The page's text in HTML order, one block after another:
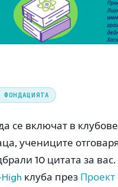
ФОНДАЦИЯТА
се включат в
учениците
10 цитата за
клуба през Проект